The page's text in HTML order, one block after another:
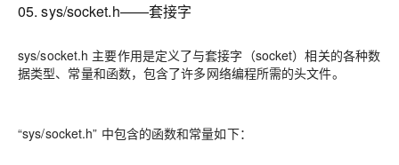
05. sys/socket.h——套接字
sys/socket.h 主要作用是定义了与套接字（socket）相关的各种数
据类型、常量和函数，包含了许多网络编程所需的头文件。
“sys/socket.h” 中包含的函数和常量如下：